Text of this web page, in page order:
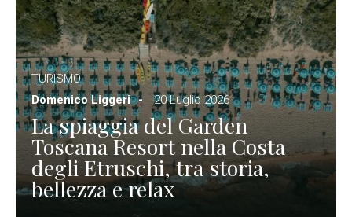
TURISMO
Domenico Liggeri
20 Luglio 2026
La spiaggia del Garden
Toscana Resort nella Costa
degli Etruschi, tra storia,
bellezza e relax